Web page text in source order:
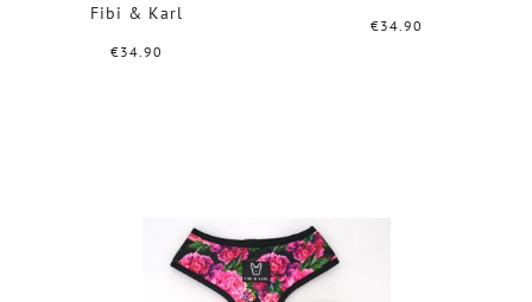
Fibi & Karl
€34.90
€34.90